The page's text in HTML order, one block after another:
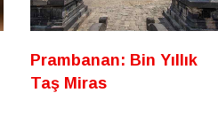
Prambanan: Bin Yıllık
Taş Miras